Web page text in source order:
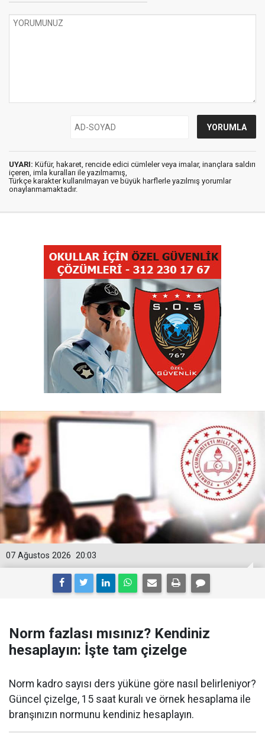
UYARI: Küfür, hakaret, rencide edici cümleler veya imalar, inançlara saldırı
içeren, imla kuralları ile yazılmamış,
Türkçe karakter kullanılmayan ve büyük harflerle yazılmış yorumlar
onaylanmamaktadır.
20:03
07 Ağustos 2026
Norm fazlası mısınız? Kendiniz
hesaplayın: İşte tam çizelge
Norm kadro sayısı ders yüküne göre nasıl belirleniyor?
Güncel çizelge, 15 saat kuralı ve örnek hesaplama ile
branşınızın normunu kendiniz hesaplayın.